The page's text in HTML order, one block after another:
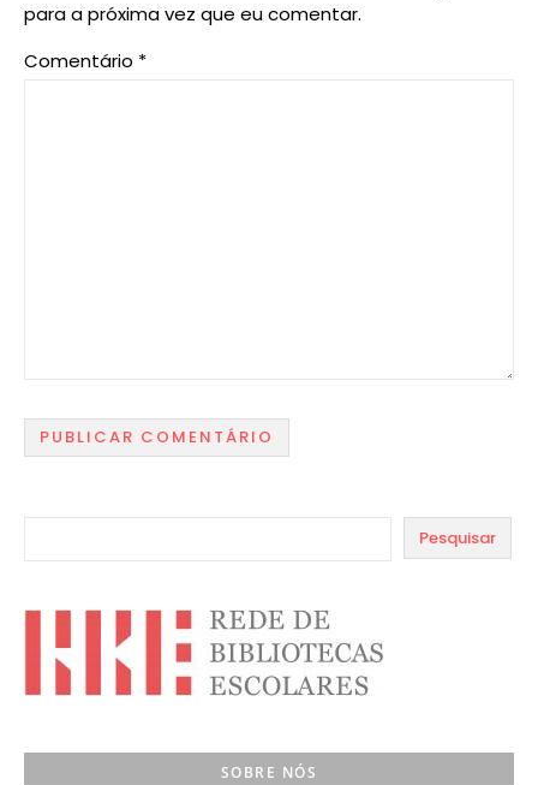
para a próxima vez que eu comentar.
Comentário *
Pesquisar
SOBRE NÓS